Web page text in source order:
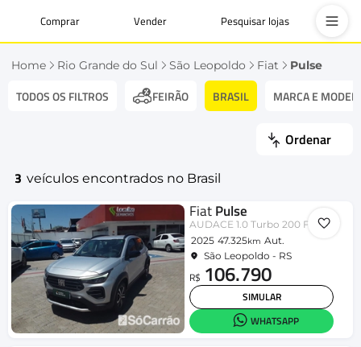
Comprar Vender Pesquisar lojas
Home Rio Grande do Sul São Leopoldo Fiat Pulse
TODOS OS FILTROS FEIRÃO BRASIL MARCA E
Ordenar
3 veículos encontrados no Brasil
FiatPulse
AUDACE 1.0 Turbo 200 Flex Aut.
2025 47.325km Aut.
São Leopoldo - RS
R$ 106.790
SIMULAR
WHATSAPP